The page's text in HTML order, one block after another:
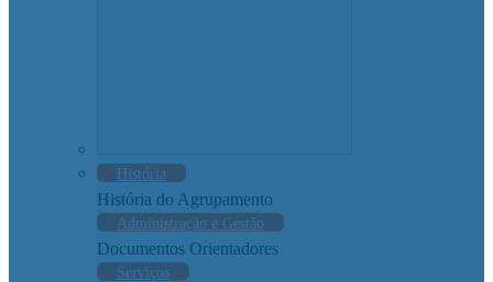
História
História do Agrupamento
Administração e Gestão
Documentos Orientadores
Serviços